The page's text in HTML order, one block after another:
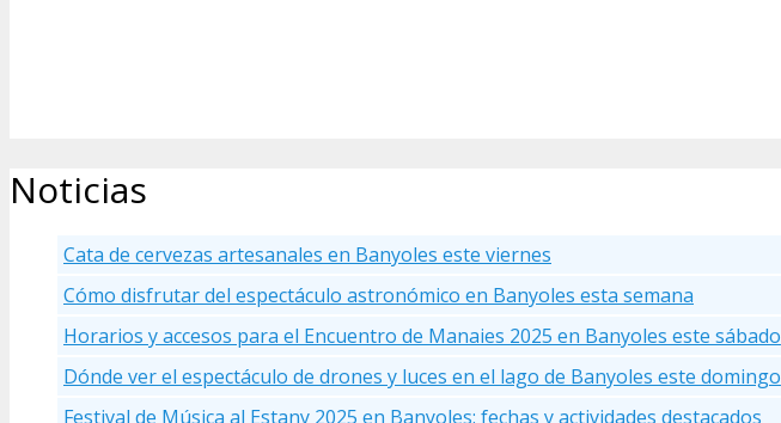
Noticias
Cata de cervezas artesanales en Banyoles este viernes
Cómo disfrutar del espectáculo astronómico en Banyoles esta semana
Horarios y accesos para el Encuentro de Manaies 2025 en Banyoles este sábado
Dónde ver el espectáculo de drones y luces en el lago de Banyoles este domingo
Festival de Música al Estany 2025 en Banyoles: fechas y actividades destacados